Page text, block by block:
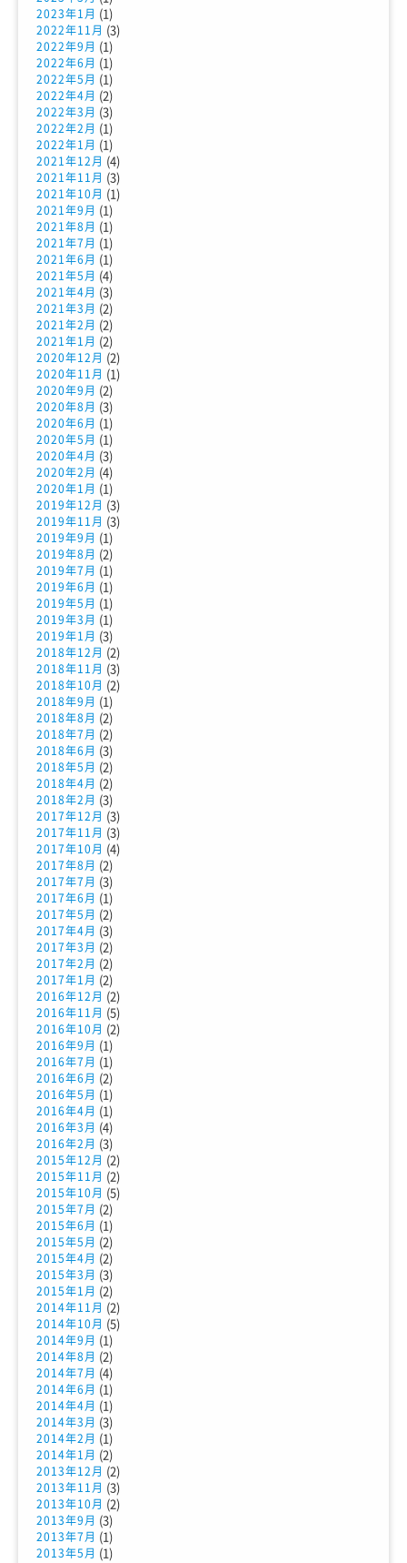
2023年1月 (1)
2022年11月 (3)
2022年9月 (1)
2022年6月 (1)
2022年5月 (1)
2022年4月 (2)
2022年3月 (3)
2022年2月 (1)
2022年1月 (1)
2021年12月 (4)
2021年11月 (3)
2021年10月 (1)
2021年9月 (1)
2021年8月 (1)
2021年7月 (1)
2021年6月 (1)
2021年5月 (4)
2021年4月 (3)
2021年3月 (2)
2021年2月 (2)
2021年1月 (2)
2020年12月 (2)
2020年11月 (1)
2020年9月 (2)
2020年8月 (3)
2020年6月 (1)
2020年5月 (1)
2020年4月 (3)
2020年2月 (4)
2020年1月 (1)
2019年12月 (3)
2019年11月 (3)
2019年9月 (1)
2019年8月 (2)
2019年7月 (1)
2019年6月 (1)
2019年5月 (1)
2019年3月 (1)
2019年1月 (3)
2018年12月 (2)
2018年11月 (3)
2018年10月 (2)
2018年9月 (1)
2018年8月 (2)
2018年7月 (2)
2018年6月 (3)
2018年5月 (2)
2018年4月 (2)
2018年2月 (3)
2017年12月 (3)
2017年11月 (3)
2017年10月 (4)
2017年8月 (2)
2017年7月 (3)
2017年6月 (1)
2017年5月 (2)
2017年4月 (3)
2017年3月 (2)
2017年2月 (2)
2017年1月 (2)
2016年12月 (2)
2016年11月 (5)
2016年10月 (2)
2016年9月 (1)
2016年7月 (1)
2016年6月 (2)
2016年5月 (1)
2016年4月 (1)
2016年3月 (4)
2016年2月 (3)
2015年12月 (2)
2015年11月 (2)
2015年10月 (5)
2015年7月 (2)
2015年6月 (1)
2015年5月 (2)
2015年4月 (2)
2015年3月 (3)
2015年1月 (2)
2014年11月 (2)
2014年10月 (5)
2014年9月 (1)
2014年8月 (2)
2014年7月 (4)
2014年6月 (1)
2014年4月 (1)
2014年3月 (3)
2014年2月 (1)
2014年1月 (2)
2013年12月 (2)
2013年11月 (3)
2013年10月 (2)
2013年9月 (3)
2013年7月 (1)
2013年5月 (1)